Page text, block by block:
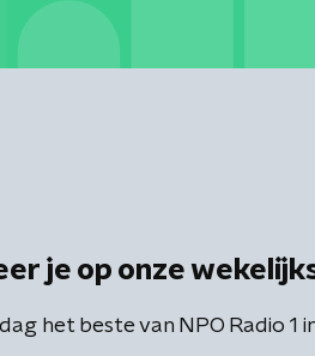
je op onze
het beste van NPO Radio 1